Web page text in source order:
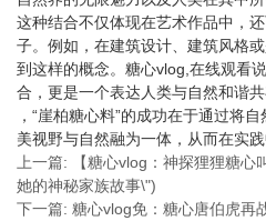
这种结合不仅体现在艺术作品中，
子。例如，在建筑设计、建筑风格
到这样的概念。糖心vlog,在线观看
合，更是一个表达人类与自然和谐共
，“崖柏糖心料”的成功在于通过将
美视野与自然融为一体，从而在实
上一篇: 【糖心vlog：神探狸狸糖
她的神秘家族故事\")
下一篇: 糖心vlog免：糖心唐伯虎再